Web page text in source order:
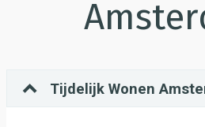
Tijdelijk Wonen